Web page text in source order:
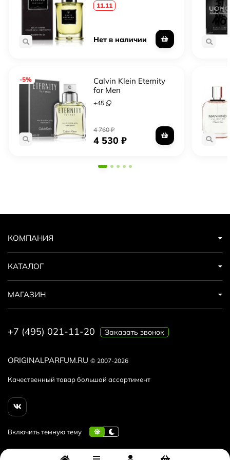
11.11
Нет в наличии
-5%
Calvin Klein Eternity
for Men
+45
4 760₽
4 530₽
ORIGINALPARFUM.RU © 2007-2026
Качественный товар большой ассортимент
КОМПАНИЯ
КАТАЛОГ
МАГАЗИН
+7 (495) 021-11-20 Заказать звонок